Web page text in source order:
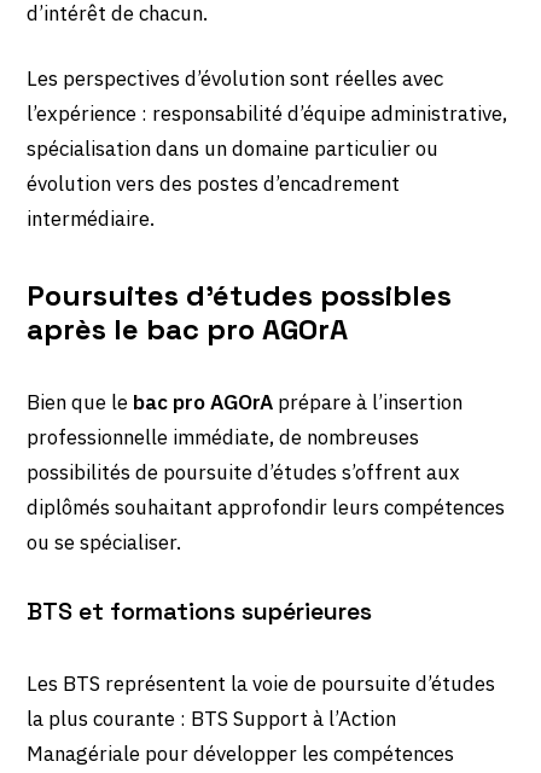
d’intérêt de chacun.
Les perspectives d’évolution sont réelles avec
l’expérience : responsabilité d’équipe administrative,
spécialisation dans un domaine particulier ou
évolution vers des postes d’encadrement
intermédiaire.
Poursuites d’études possibles
après le bac pro AGOrA
Bien que le bac pro AGOrA prépare à l’insertion
professionnelle immédiate, de nombreuses
possibilités de poursuite d’études s’offrent aux
diplômés souhaitant approfondir leurs compétences
ou se spécialiser.
BTS et formations supérieures
Les BTS représentent la voie de poursuite d’études
la plus courante : BTS Support à l’Action
Managériale pour développer les compétences